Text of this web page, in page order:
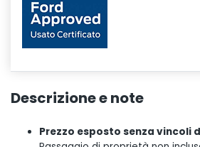
Descrizione e note
Prezzo esposto senza vincoli